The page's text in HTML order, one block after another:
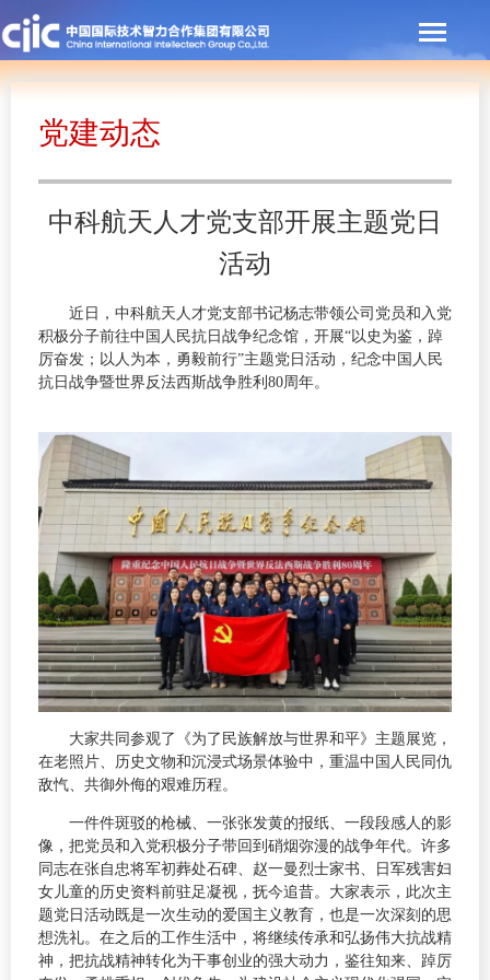
党建动态
中科航天人才党支部开展主题党日
活动
近日，中科航天人才党支部书记杨志带领公司党员和入党
积极分子前往中国人民抗日战争纪念馆，开展“以史为鉴，踔
厉奋发；以人为本，勇毅前行”主题党日活动，纪念中国人民
抗日战争暨世界反法西斯战争胜利80周年。
大家共同参观了《为了民族解放与世界和平》主题展览，
在老照片、历史文物和沉浸式场景体验中，重温中国人民同仇
敌忾、共御外侮的艰难历程。
一件件斑驳的枪械、一张张发黄的报纸、一段段感人的影
像，把党员和入党积极分子带回到硝烟弥漫的战争年代。许多
同志在张自忠将军初葬处石碑、赵一曼烈士家书、日军残害妇
女儿童的历史资料前驻足凝视，抚今追昔。大家表示，此次主
题党日活动既是一次生动的爱国主义教育，也是一次深刻的思
想洗礼。在之后的工作生活中，将继续传承和弘扬伟大抗战精
神，把抗战精神转化为干事创业的强大动力，鉴往知来、踔厉